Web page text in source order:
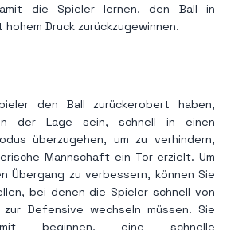
die Spieler lernen, den Ball in
Druck zurückzugewinnen.
den Ball zurückerobert haben,
der Lage sein, schnell in einen
überzugehen, um zu verhindern,
Mannschaft ein Tor erzielt. Um
Übergang zu verbessern, können Sie
bei denen die Spieler schnell von
Defensive wechseln müssen. Sie
beginnen, eine schnelle